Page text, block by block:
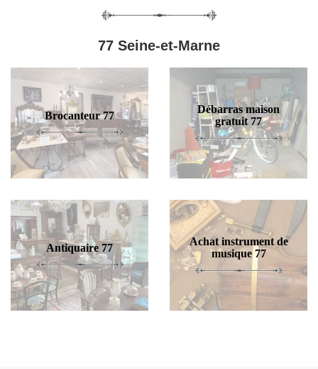
77 Seine-et-Marne
Brocanteur 77
Débarras maison
gratuit 77
Antiquaire 77
Achat instrument de
musique 77